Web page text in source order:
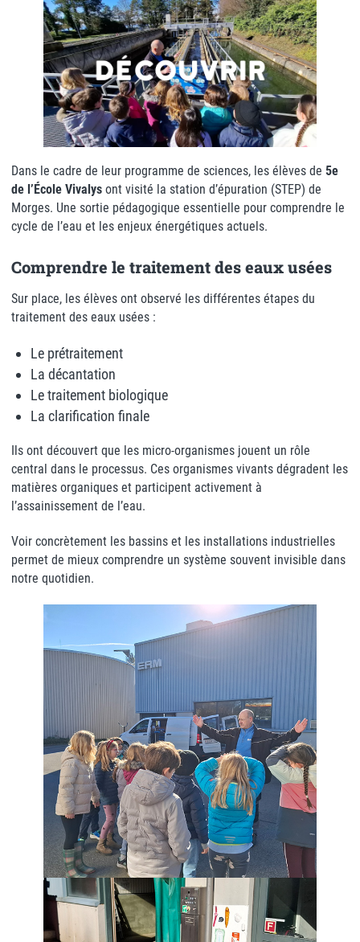
Dans le cadre de leur programme de sciences, les élèves de 5e
de l’École Vivalys ont visité la station d’épuration (STEP) de
Morges. Une sortie pédagogique essentielle pour comprendre le
cycle de l’eau et les enjeux énergétiques actuels.
Comprendre le traitement des eaux usées
Sur place, les élèves ont observé les différentes étapes du
traitement des eaux usées :
Le prétraitement
La décantation
Le traitement biologique
La clarification finale
Ils ont découvert que les micro-organismes jouent un rôle
central dans le processus. Ces organismes vivants dégradent les
matières organiques et participent activement à
l’assainissement de l’eau.
Voir concrètement les bassins et les installations industrielles
permet de mieux comprendre un système souvent invisible dans
notre quotidien.